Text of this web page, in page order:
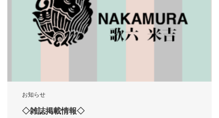
お知らせ
◇雑誌掲載情報◇